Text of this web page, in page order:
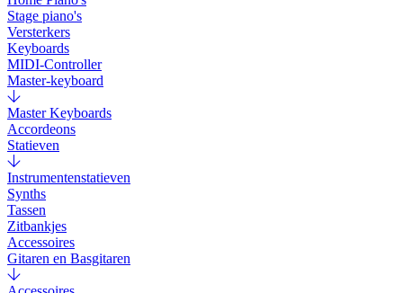
Stage piano's
Versterkers
Keyboards
MIDI-Controller
Master-keyboard
Master Keyboards
Accordeons
Statieven
Instrumentenstatieven
Synths
Tassen
Zitbankjes
Accessoires
Gitaren en Basgitaren